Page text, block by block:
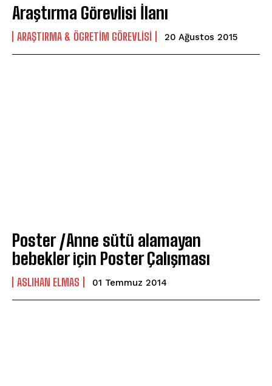
Araştırma Görevlisi İlanı
ARAŞTIRMA & ÖGRETIM GÖREVLISI 20 Ağustos 2015
Poster /Anne sütü alamayan
bebekler için Poster Çalışması
ASLIHAN ELMAS 01 Temmuz 2014